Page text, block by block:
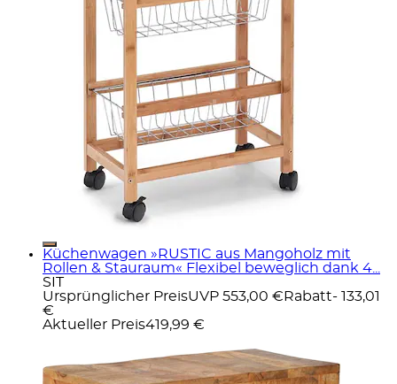
Küchenwagen »RUSTIC aus Mangoholz mit
Rollen & Stauraum« Flexibel beweglich dank 4...
SIT
Ursprünglicher PreisUVP 553,00 € Rabatt- 133,01
€
Aktueller Preis419,99 €